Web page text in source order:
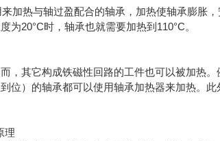
加热与轴过盈配合的轴承，加热使轴承膨胀
20°C时，轴承也就需要加热到110°C。
，其它构成铁磁性回路的工件也可以被加热
位）的轴承都可以使用轴承加热器来加热。
理